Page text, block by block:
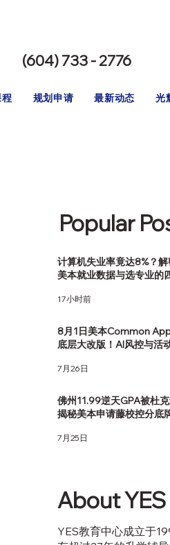
Popular
计算机失业率竟达8%？
美本就业数据与选专业的
17小时前
8月1日美本Common
底层大改版！AI风控与活
7月26日
佛州11.99逆天GPA被杜克
揭秘美本申请藤校控分底
7月25日
About YES
YES教育中心成立于
(604) 733 - 2776
规划申请 最新动态 光